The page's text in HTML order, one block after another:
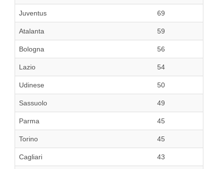
Juventus 69
Atalanta 59
Bologna 56
Lazio 54
Udinese 50
Sassuolo 49
Parma 45
Torino 45
Cagliari 43